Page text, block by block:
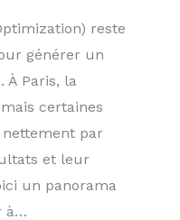
reste
générer un
Paris, la
certaines
nettement par
et leur
un panorama
à…